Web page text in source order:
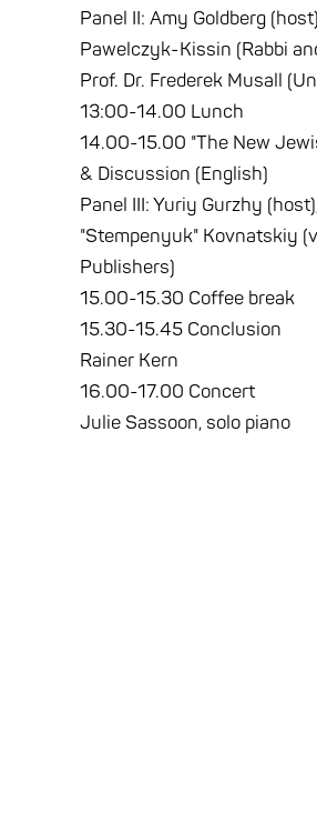
Panel II: Amy Goldberg
Pawelczyk-Kissin (Rabbi
Prof. Dr. Frederek Musall
13:00-14.00 Lunch
14.00-15.00 "The New
& Discussion (English)
Panel III: Yuriy Gurzhy
"Stempenyuk" Kovnatskiy
Publishers)
15.00-15.30 Coffee break
15.30-15.45 Conclusion
Rainer Kern
16.00-17.00 Concert
Julie Sassoon, solo piano